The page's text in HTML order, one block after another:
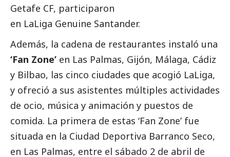
Getafe CF, participaron
en LaLiga Genuine Santander.
Además, la cadena de restaurantes instaló una
‘Fan Zone’ en Las Palmas, Gijón, Málaga, Cádiz
y Bilbao, las cinco ciudades que acogió LaLiga,
y ofreció a sus asistentes múltiples actividades
de ocio, música y animación y puestos de
comida. La primera de estas ‘Fan Zone’ fue
situada en la Ciudad Deportiva Barranco Seco,
en Las Palmas, entre el sábado 2 de abril de